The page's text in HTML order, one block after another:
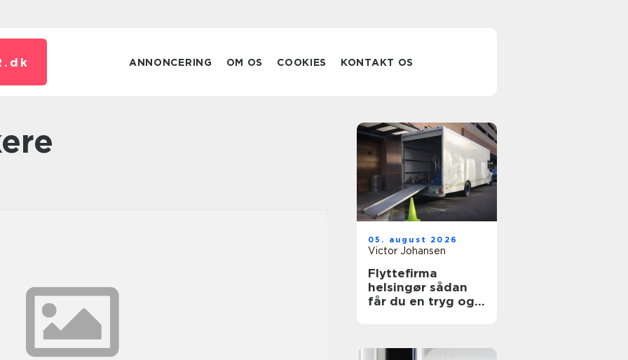
dk ANNONCERING OM OS COOKIES KONTAKT OS
05. august 2026
Victor Johansen
Flyttefirma
helsingør sådan
får du en tryg og